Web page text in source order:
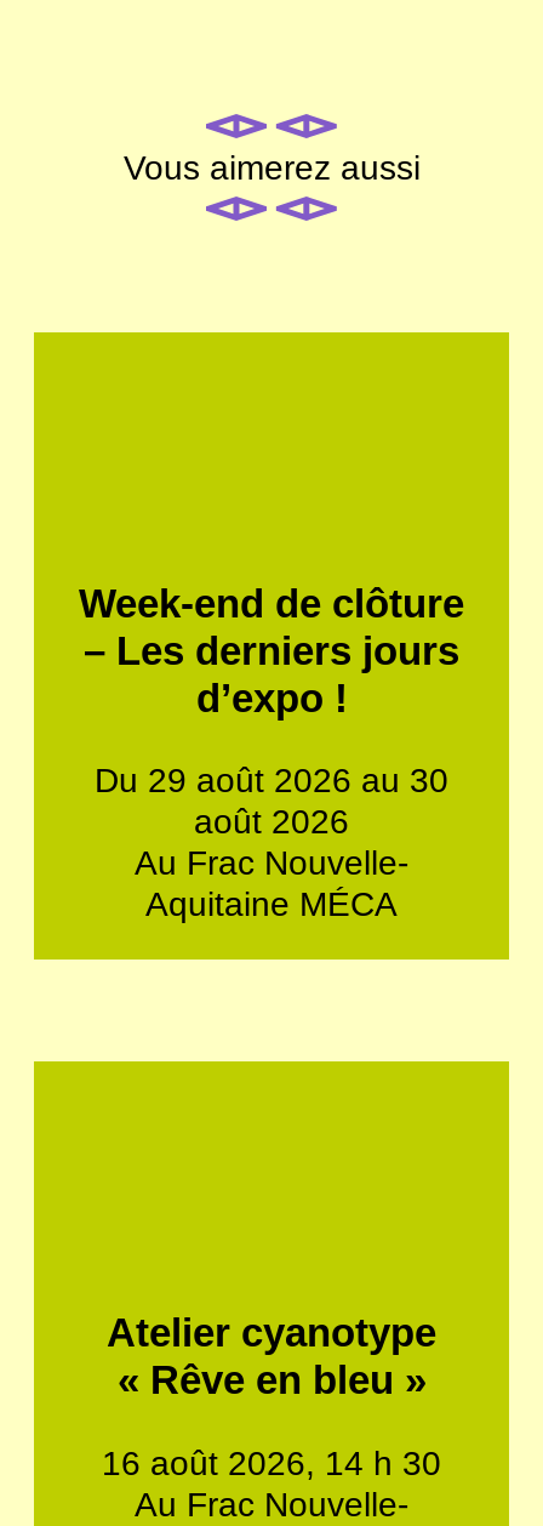
Vous aimerez aussi
Week-end de clôture
– Les derniers jours
d’expo !
Du 29 août 2026 au 30
août 2026
Au Frac Nouvelle-
Aquitaine MÉCA
Atelier cyanotype
« Rêve en bleu »
16 août 2026, 14 h 30
Au Frac Nouvelle-